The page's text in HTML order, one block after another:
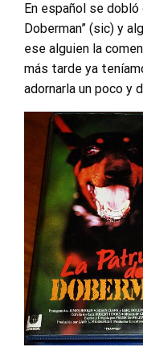
En español se
Doberman” (sic) y
ese alguien la
más tarde ya
adornarla un poco y